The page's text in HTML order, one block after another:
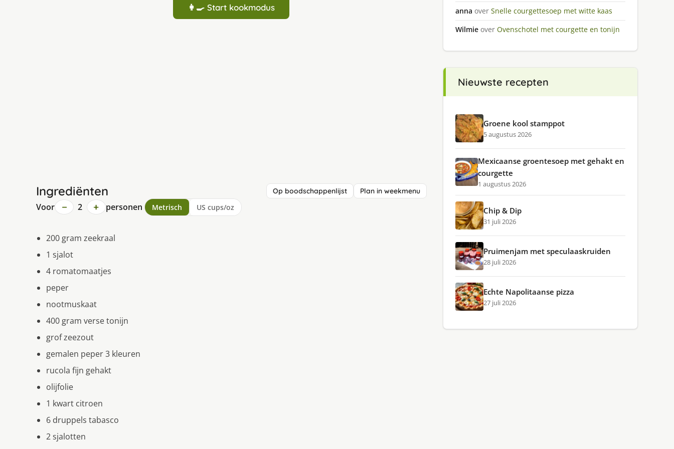
👩‍🍳 Start kookmodus
Ingrediënten Op boodschappenlijst Plan in weekmenu
Voor − 2 + personen Metrisch US cups/oz
200 gram zeekraal
1 sjalot
4 romatomaatjes
peper
nootmuskaat
400 gram verse tonijn
grof zeezout
gemalen peper 3 kleuren
rucola fijn gehakt
olijfolie
1 kwart citroen
6 druppels tabasco
2 sjalotten
anna over Snelle courgettesoep met witte kaas
Wilmie over Ovenschotel met courgette en tonijn
Nieuwste recepten
Groene kool stamppot
5 augustus 2026
Mexicaanse groentesoep met gehakt en
courgette
1 augustus 2026
Chip & Dip
31 juli 2026
Pruimenjam met speculaaskruiden
28 juli 2026
Echte Napolitaanse pizza
27 juli 2026